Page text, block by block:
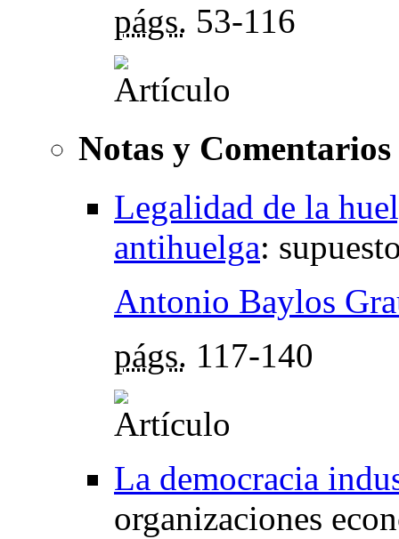
págs. 53-116
Notas y Comentarios
Legalidad de la
antihuelga:
Antonio Baylos
págs. 117-140
La democracia
organizaciones